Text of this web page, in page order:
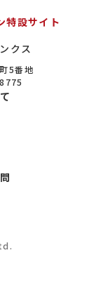
て
特設サイト
クス
5番地